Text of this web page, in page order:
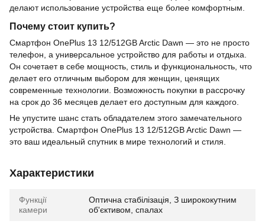
делают использование устройства еще более комфортным.
Почему стоит купить?
Смартфон OnePlus 13 12/512GB Arctic Dawn — это не просто
телефон, а универсальное устройство для работы и отдыха.
Он сочетает в себе мощность, стиль и функциональность, что
делает его отличным выбором для женщин, ценящих
современные технологии. Возможность покупки в рассрочку
на срок до 36 месяцев делает его доступным для каждого.
Не упустите шанс стать обладателем этого замечательного
устройства. Смартфон OnePlus 13 12/512GB Arctic Dawn —
это ваш идеальный спутник в мире технологий и стиля.
Характеристики
Функції
камери
Оптична стабілізація, З ширококутним
об'єктивом, спалах